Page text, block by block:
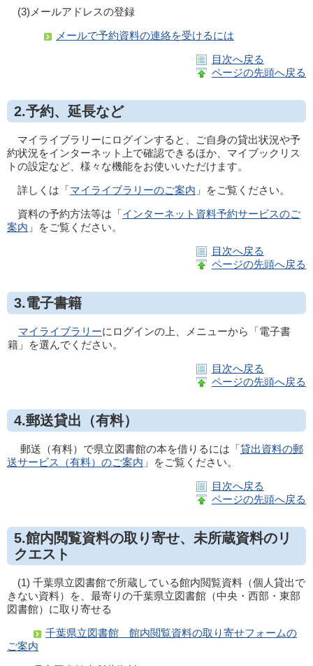
(3)メールアドレスの登録
メールで予約資料の連絡を受けるには
目次へ戻る
ページの先頭へ戻る
2.予約、延長など
マイライブラリーにログインすると、ご自身の貸出状況や予
約状況をインターネット上で確認できるほか、マイブックリス
トの設定など、様々な機能をお使いいただけます。
詳しくは「マイライブラリーのご案内 」をご覧ください。
資料の予約方法等は「インターネット資料予約サービスのご
案内 」をご覧ください。
目次へ戻る
ページの先頭へ戻る
3.電子書籍
マイライブラリーにログインの上、メニューから「電子書
籍」を選んでください。
目次へ戻る
ページの先頭へ戻る
4.郵送貸出（有料）
郵送（有料）で県立図書館の本を借りるには「貸出資料の郵
送サービス（有料）のご案内 」をご覧ください。
目次へ戻る
ページの先頭へ戻る
5.館内閲覧資料の取り寄せ、未所蔵資料のリ
クエスト
(1) 千葉県立図書館で所蔵している館内閲覧資料（個人貸出で
きない資料）を、最寄りの千葉県立図書館（中央・西部・東部
図書館）に取り寄せる
千葉県立図書館 館内閲覧資料の取り寄せフォームの
ご案内